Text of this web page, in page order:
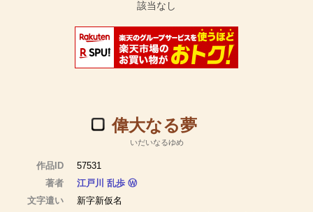
偉大なる夢
いだいなるゆめ
作品ID
57531
著者
江戸川 乱歩 Ⓦ
文字遣い
新字新仮名